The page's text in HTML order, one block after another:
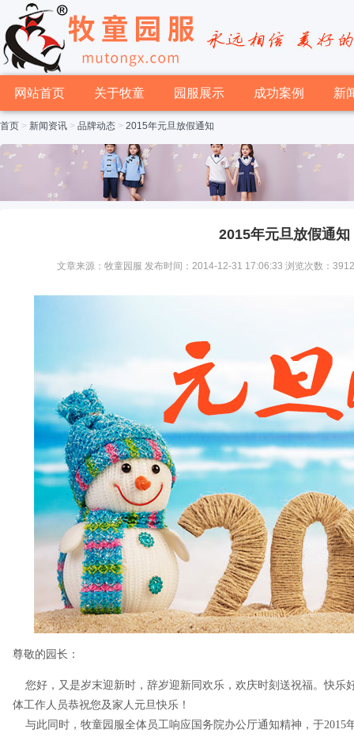
网站首页 关于牧童 园服展示 成功案例 新
首页 > 新闻资讯 > 品牌动态 > 2015年元旦放假通知
2015年元旦放假通知
文章来源：牧童园服 发布时间：2014-12-31 17:06:33 浏览次数：3912
尊敬的园长：
您好，又是岁末迎新时，辞岁迎新同欢乐，欢庆时刻送祝福。快乐
体工作人员恭祝您及家人元旦快乐！
与此同时，牧童园服全体员工响应国务院办公厅通知精神，于2015